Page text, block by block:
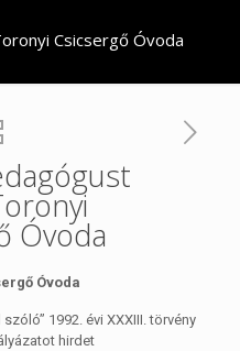
Csicsergő Óvoda
Óvoda
Óvoda
1992. évi XXXIII. törvény
hirdet